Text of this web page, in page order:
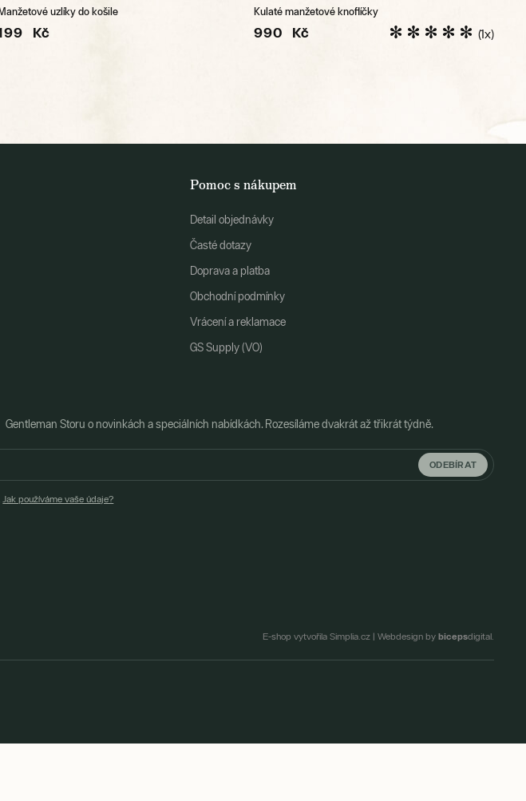
uzlíky do košile
Kč
Kulaté manžetové knoflíčky
990 Kč (1x)
Pomoc s nákupem
Detail objednávky
Časté dotazy
Doprava a platba
Obchodní podmínky
Vrácení a reklamace
GS Supply (VO)
Storu o novinkách a speciálních nabídkách. Rozesíláme dvakrát až třikrát týdně.
ODEBÍRAT
Jak používáme vaše údaje?
E-shop vytvořila Simplia.cz | Webdesign by bicepsdigital.